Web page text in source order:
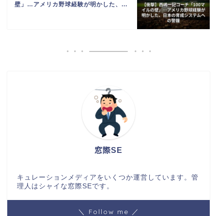
壁」…アメリカ野球経験が明かした、...
窓際SE
キュレーションメディアをいくつか運営しています。管
理人はシャイな窓際SEです。
＼ Follow me ／